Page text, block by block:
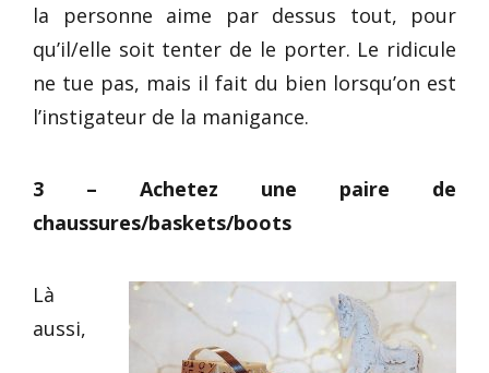
la personne aime par dessus tout, pour
qu’il/elle soit tenter de le porter. Le ridicule
ne tue pas, mais il fait du bien lorsqu’on est
l’instigateur de la manigance.
3 – Achetez une paire de
chaussures/baskets/boots
Là
aussi,